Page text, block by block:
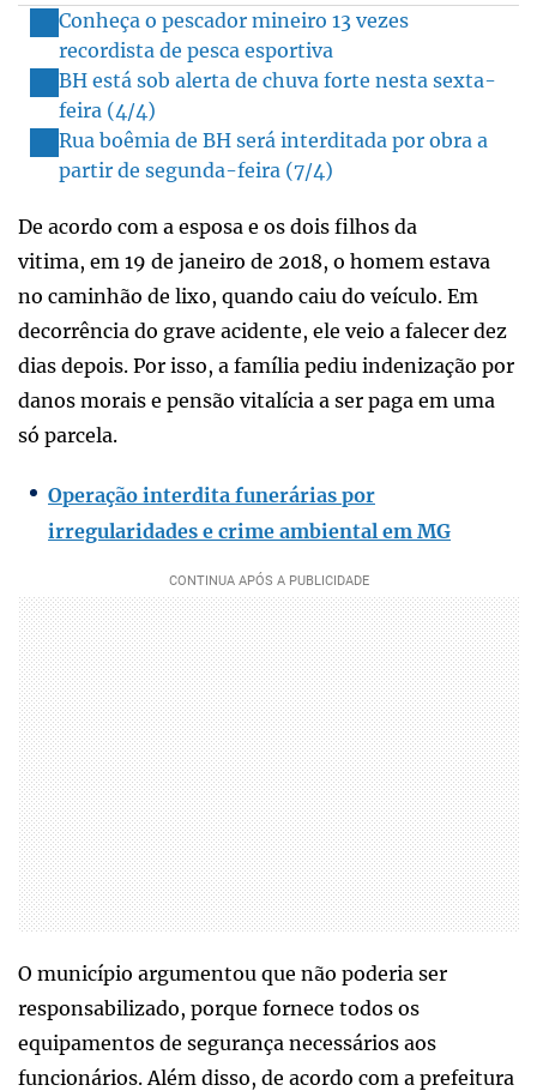
Conheça o pescador mineiro 13 vezes
recordista de pesca esportiva
BH está sob alerta de chuva forte nesta sexta-
feira (4/4)
Rua boêmia de BH será interditada por obra a
partir de segunda-feira (7/4)
De acordo com a esposa e os dois filhos da
vitima, em 19 de janeiro de 2018, o homem estava
no caminhão de lixo, quando caiu do veículo. Em
decorrência do grave acidente, ele veio a falecer dez
dias depois. Por isso, a família pediu indenização por
danos morais e pensão vitalícia a ser paga em uma
só parcela.
Operação interdita funerárias por
irregularidades e crime ambiental em MG
O município argumentou que não poderia ser
responsabilizado, porque fornece todos os
equipamentos de segurança necessários aos
funcionários. Além disso, de acordo com a prefeitura